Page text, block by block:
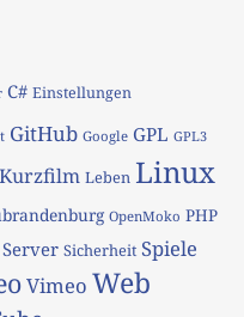
C# Einstellungen
GitHub Google GPL GPL3
Kurzfilm Leben Linux
OpenMoko PHP
Server Sicherheit Spiele
Vimeo Web